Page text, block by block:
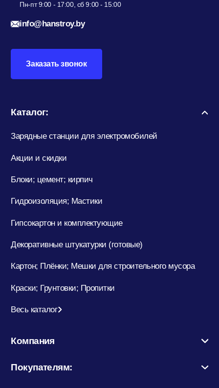
Пн-пт 9:00 - 17:00, сб 9:00 - 15:00
info@hanstroy.by
Заказать звонок
Каталог:
Зарядные станции для электромобилей
Акции и скидки
Блоки; цемент; кирпич
Гидроизоляция; Мастики
Гипсокартон и комплектующие
Декоративные штукатурки (готовые)
Картон; Плёнки; Мешки для строительного мусора
Краски; Грунтовки; Пропитки
Весь каталог
Компания
Покупателям: